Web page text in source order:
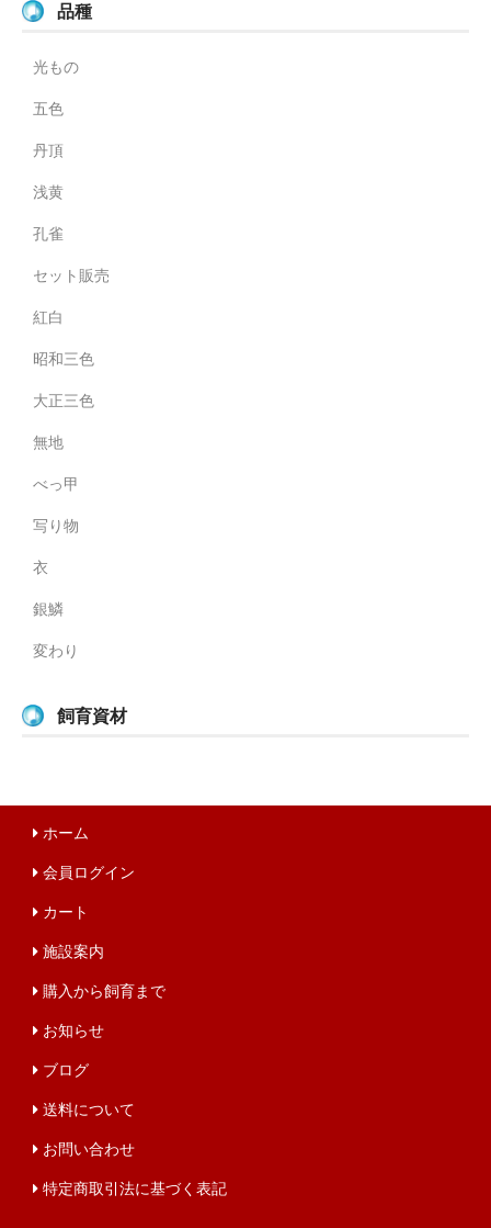
品種
光もの
五色
丹頂
浅黄
孔雀
セット販売
紅白
昭和三色
大正三色
無地
べっ甲
写り物
衣
銀鱗
変わり
飼育資材
ホーム
会員ログイン
カート
施設案内
購入から飼育まで
お知らせ
ブログ
送料について
お問い合わせ
特定商取引法に基づく表記